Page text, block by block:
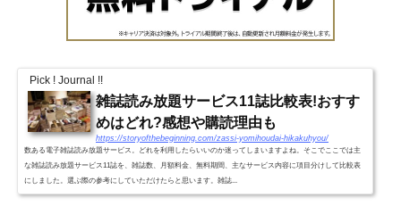
Pick ! Journal !!
雑誌読み放題サービス11誌比較表!おすす
めはどれ?感想や購読理由も
https://storyofthebeginning.com/zassi-yomihoudai-hikakuhyou/
数ある電子雑誌読み放題サービス。どれを利用したらいいのか迷ってしまいますよね。そこでここでは主
な雑誌読み放題サービス11誌を、雑誌数、月額料金、無料期間、主なサービス内容に項目分けして比較表
にしました。選ぶ際の参考にしていただけたらと思います。雑誌...